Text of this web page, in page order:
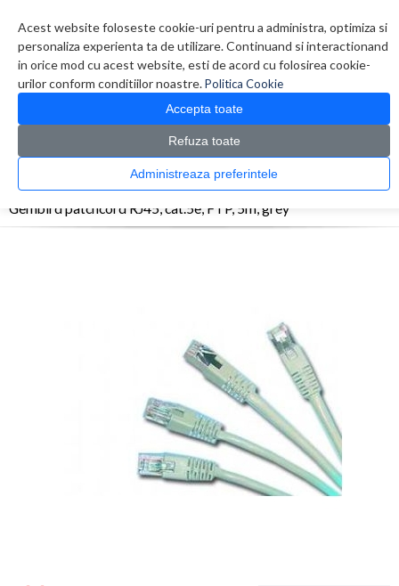
Acest website foloseste cookie-uri pentru a administra, optimiza si
personaliza experienta ta de utilizare. Continuand si interactionand
in orice mod cu acest website, esti de acord cu folosirea cookie-
urilor conform conditiilor noastre.Politica Cookie
Accepta toate
Refuza toate
Administreaza preferintele
0 produs(e)
CATALOG PRODUSE
> Cabluri > Gembird patchcord RJ45, cat.5e, FTP, 5m, grey
Gembird patchcord RJ45, cat.5e, FTP, 5m, grey